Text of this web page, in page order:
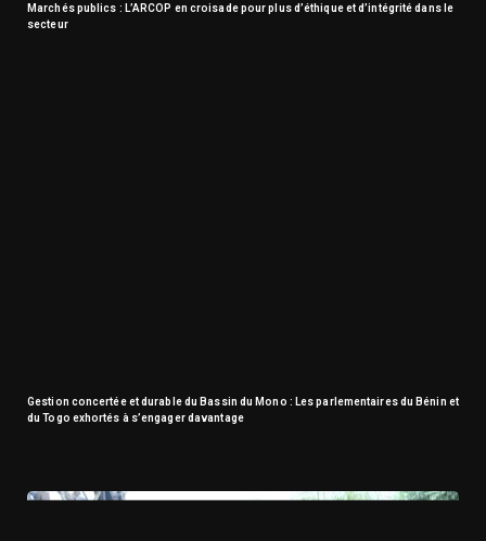
Marchés publics : L’ARCOP en croisade pour plus d’éthique et d’intégrité dans le
secteur
Gestion concertée et durable du Bassin du Mono : Les parlementaires du Bénin et
du Togo exhortés à s’engager davantage